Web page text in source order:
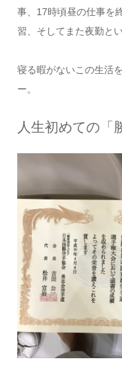
事、17時頃昼の仕事を
習、そしてまた夜勤と
寝る暇がないこの生活
ー。
人生初めての「